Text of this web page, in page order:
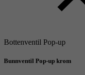
Bottenventil Pop-up
Bunnventil Pop-up krom